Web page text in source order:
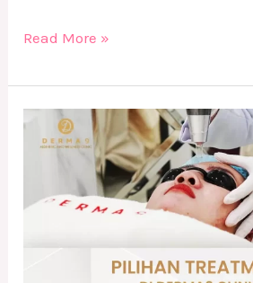
Read More »
Pilihan
Treatment
Klinik